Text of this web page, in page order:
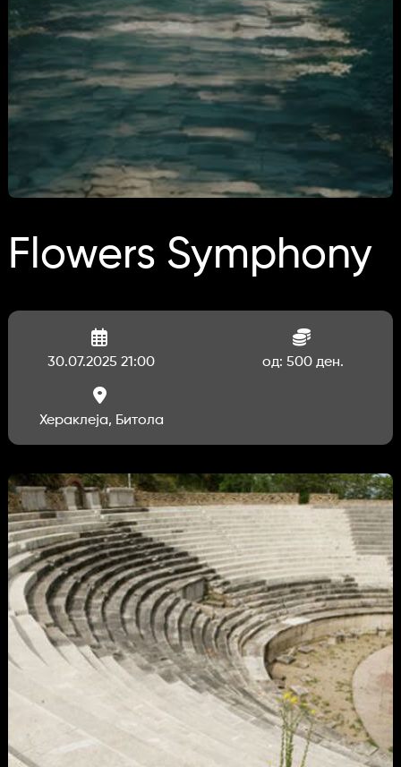
Flowers Symphony
30.07.2025 21:00 од: 500 ден.
Хераклеја, Битола